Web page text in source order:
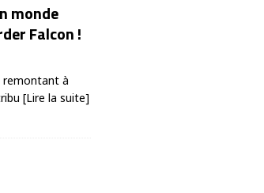
monde
Falcon !
remontant à
[Lire la suite]